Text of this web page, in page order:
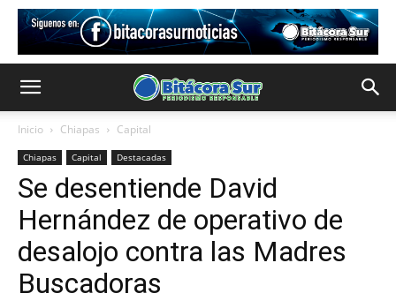
Inicio Chiapas Capital
Chiapas Capital Destacadas
Se desentiende David
Hernández de operativo de
desalojo contra las Madres
Buscadoras